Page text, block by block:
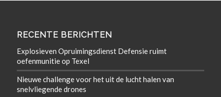
RECENTE BERICHTEN
Explosieven Opruimingsdienst Defensie ruimt
oefenmunitie op Texel
Nieuwe challenge voor het uit de lucht halen van
snelvliegende drones